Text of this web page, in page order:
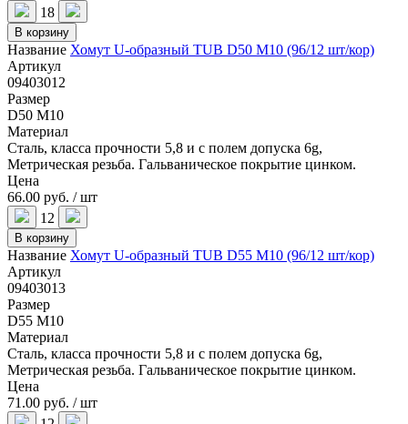
18
В корзину
Название Хомут U-образный TUB D50 M10 (96/12 шт/кор)
Артикул
09403012
Размер
D50 M10
Материал
Сталь, класса прочности 5,8 и с полем допуска 6g,
Метрическая резьба. Гальваническое покрытие цинком.
Цена
66.00 руб. / шт
12
В корзину
Название Хомут U-образный TUB D55 M10 (96/12 шт/кор)
Артикул
09403013
Размер
D55 M10
Материал
Сталь, класса прочности 5,8 и с полем допуска 6g,
Метрическая резьба. Гальваническое покрытие цинком.
Цена
71.00 руб. / шт